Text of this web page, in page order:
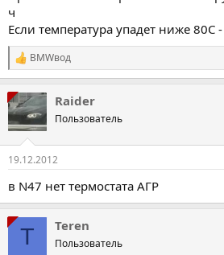
Минут через 25 сел в машину, включил
температура ниже 85 не падала.
Пока напрашивается только один
рециркуляции салона я дал двигателю
Понаблюдаю на холодную и поиграюсь
ч
Если температура упадет ниже 80С -
Р
е
к
ц
і
BMWвод
Raider
Пользователь
19.12.2012
в N47 нет термостата АГР
T Teren
Пользователь